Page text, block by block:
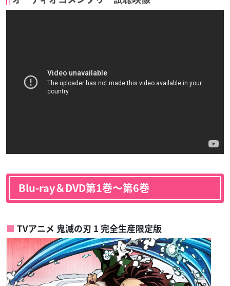
Blu-ray＆DVD第1巻〜第6巻
TVアニメ 鬼滅の刃 1 完全生産限定版